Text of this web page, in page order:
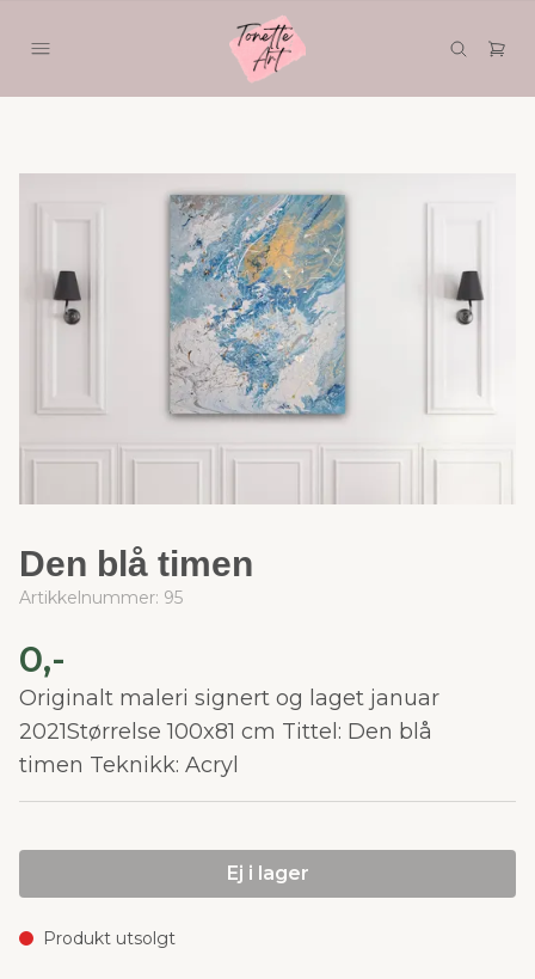
Den blå timen
Artikkelnummer: 95
0,-
Originalt maleri signert og laget januar
2021Størrelse 100x81 cm Tittel: Den blå
timen Teknikk: Acryl
Ej i lager
Produkt utsolgt